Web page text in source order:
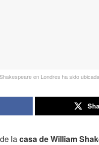
en Londres ha sido
lacasa de William